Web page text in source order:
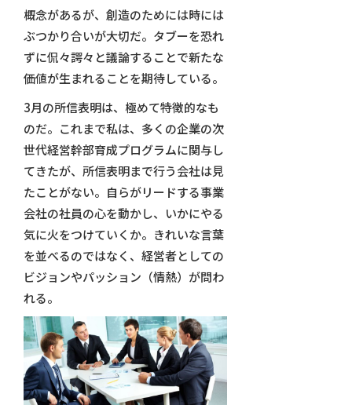
概念があるが、創造のためには時には
ぶつかり合いが大切だ。タブーを恐れ
ずに侃々諤々と議論することで新たな
価値が生まれることを期待している。
3月の所信表明は、極めて特徴的なも
のだ。これまで私は、多くの企業の次
世代経営幹部育成プログラムに関与し
てきたが、所信表明まで行う会社は見
たことがない。自らがリードする事業
会社の社員の心を動かし、いかにやる
気に火をつけていくか。きれいな言葉
を並べるのではなく、経営者としての
ビジョンやパッション（情熱）が問わ
れる。